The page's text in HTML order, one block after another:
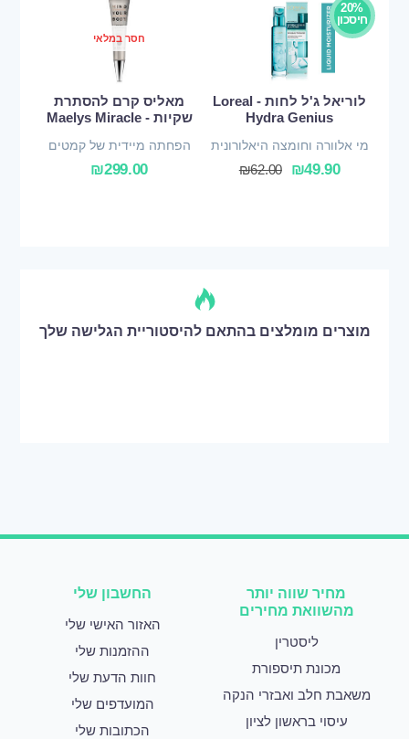
20%
חיסכון
לוריאל ג'ל לחות - Loreal
Hydra Genius
מי אלוורה וחומצה היאלורונית
₪49.90
₪62.00
חסר במלאי
מאליס קרם להסתרת
שקיות - Maelys Miracle
הפחתה מיידית של קמטים
עדינים₪299.00
מוצרים מומלצים בהתאם להיסטוריית הגלישה שלך
מחיר שווה יותר
מהשוואת מחירים
ליסטרין
מכונת תיספורת
משאבת חלב ואבזרי הנקה
עיסוי בראשון לציון
החשבון שלי
האזור האישי שלי
ההזמנות שלי
חוות הדעת שלי
המועדפים שלי
הכתובות שלי